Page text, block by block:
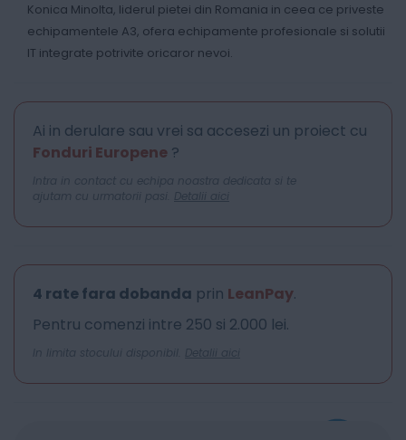
Konica Minolta, liderul pietei din Romania in ceea ce priveste
echipamentele A3, ofera echipamente profesionale si solutii
IT integrate potrivite oricaror nevoi.
Ai in derulare sau vrei sa accesezi un proiect cu
Fonduri Europene ?
Intra in contact cu echipa noastra dedicata si te
ajutam cu urmatorii pasi. Detalii aici
4 rate fara dobanda prin LeanPay.
Pentru comenzi intre 250 si 2.000 lei.
In limita stocului disponibil. Detalii aici